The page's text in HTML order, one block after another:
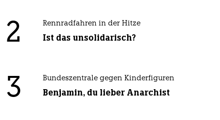
2 Rennradfahren in der Hitze
Ist das unsolidarisch?
3 Bundeszentrale gegen Kinderfiguren
Benjamin, du lieber Anarchist